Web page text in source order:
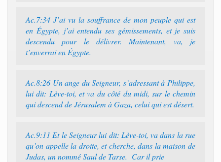
Ac.7:34 J’ai vu la souffrance de mon peuple qui est
en Égypte, j’ai entendu ses gémissements, et je suis
descendu pour le délivrer. Maintenant, va, je
t’enverrai en Égypte.
Ac.8:26 Un ange du Seigneur, s’adressant à Philippe,
lui dit: Lève-toi, et va du côté du midi, sur le chemin
qui descend de Jérusalem à Gaza, celui qui est désert.
Ac.9:11 Et le Seigneur lui dit: Lève-toi, va dans la rue
qu’on appelle la droite, et cherche, dans la maison de
Judas, un nommé Saul de Tarse. Car il prie